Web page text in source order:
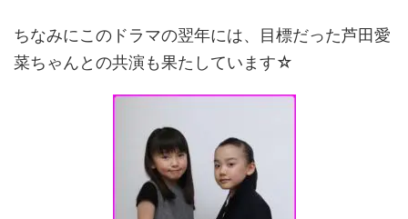
ちなみにこのドラマの翌年には、目標だった芦田愛
菜ちゃんとの共演も果たしています☆